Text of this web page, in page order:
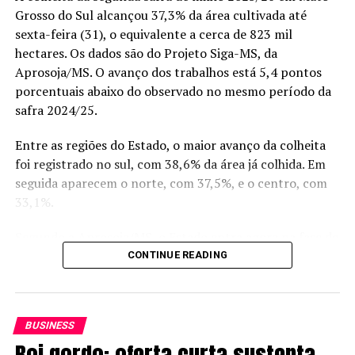
Soja e algodão
Com relação ao principal produto cultivado no Brasil, a
Conab projeta, para a soja, aumento de 3,6% na
produção, chegando, portanto a 177,67 milhões de
toneladas na próxima safra. Na última colheita, foram
colhidas 171,47 milhões da oleaginosa.O resultado, se
confirmado, resultará, novamente, em recorde de
produção, influenciado pelo aumento da demanda
global pelo produto.
cultura. A expectativa para a safra 2025/2026 é de um
crescimento de 3,5% na área semeada. A produção
Milho
Grosso do Sul alcançou 37,3% da área cultivada até
sexta-feira (31), o equivalente a cerca de 823 mil
hectares. Os dados são do Projeto Siga-MS, da
Aprosoja/MS. O avanço dos trabalhos está 5,4 pontos
porcentuais abaixo do observado no mesmo período da
safra 2024/25.
Entre as regiões do Estado, o maior avanço da colheita
foi registrado no sul, com 38,6% da área já colhida. Em
seguida aparecem o norte, com 37,5%, e o centro, com
33,1%.
maior concentração da colheita. A entidade ressalta,
rajadas de vento nas regiões sudoeste, sul, sudeste e
leste pode reduzir a janela para a entrada das máquinas
nos próximos dias.
CONTINUE READING
BUSINESS